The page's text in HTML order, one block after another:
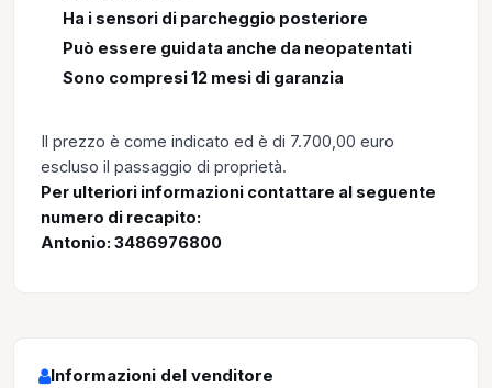
Ha i sensori di parcheggio posteriore
Può essere guidata anche da neopatentati
Sono compresi 12 mesi di garanzia
Il prezzo è come indicato ed è di 7.700,00 euro
escluso il passaggio di proprietà.
Per ulteriori informazioni contattare al seguente
numero di recapito:
Antonio: 3486976800
Informazioni del venditore